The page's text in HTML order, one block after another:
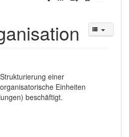
einer
Einheiten
beschäftigt.